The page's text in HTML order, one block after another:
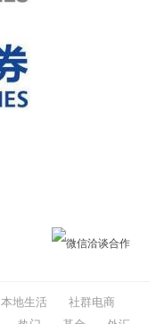
微信洽谈合作
本地生活
社群电商